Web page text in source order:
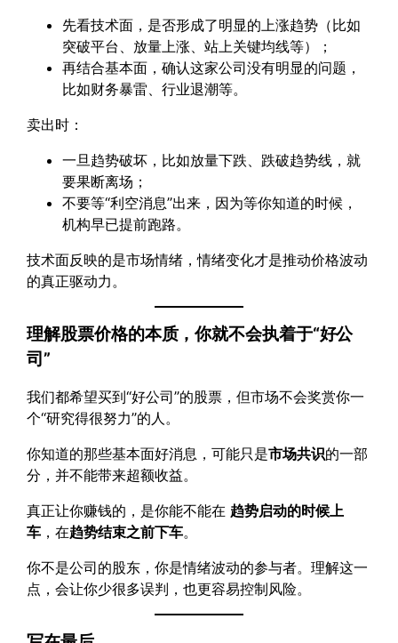
先看技术面，是否形成了明显的上涨趋势（比如
突破平台、放量上涨、站上关键均线等）；
再结合基本面，确认这家公司没有明显的问题，
比如财务暴雷、行业退潮等。
卖出时：
一旦趋势破坏，比如放量下跌、跌破趋势线，就
要果断离场；
不要等“利空消息”出来，因为等你知道的时候，
机构早已提前跑路。
技术面反映的是市场情绪，情绪变化才是推动价格波动
的真正驱动力。
理解股票价格的本质，你就不会执着于“好公
司”
我们都希望买到“好公司”的股票，但市场不会奖赏你一
个“研究得很努力”的人。
你知道的那些基本面好消息，可能只是市场共识的一部
分，并不能带来超额收益。
真正让你赚钱的，是你能不能在 趋势启动的时候上
车 ，在趋势结束之前下车。
你不是公司的股东，你是情绪波动的参与者。理解这一
点，会让你少很多误判，也更容易控制风险。